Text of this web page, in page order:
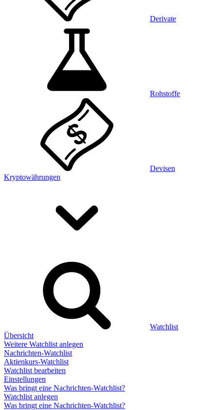
Derivate
Rohstoffe
Devisen
Kryptowährungen
Watchlist
Übersicht
Weitere Watchlist anlegen
Nachrichten-Watchlist
Aktienkurs-Watchlist
Watchlist bearbeiten
Einstellungen
Was bringt eine Nachrichten-Watchlist?
Watchlist anlegen
Was bringt eine Nachrichten-Watchlist?